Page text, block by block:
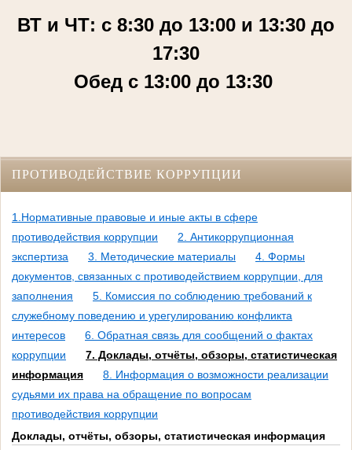
ВТ и ЧТ: с 8:30 до 13:00 и 13:30 до
17:30
Обед с 13:00 до 13:30
ПРОТИВОДЕЙСТВИЕ КОРРУПЦИИ
1.Нормативные правовые и иные акты в сфере
противодействия коррупции
2. Антикоррупционная
экспертиза
3. Методические материалы
4. Формы
документов, связанных с противодействием коррупции, для
заполнения
5. Комиссия по соблюдению требований к
служебному поведению и урегулированию конфликта
интересов
6. Обратная связь для сообщений о фактах
коррупции
7. Доклады, отчёты, обзоры, статистическая
информация
8. Информация о возможности реализации
судьями их права на обращение по вопросам
противодействия коррупции
Доклады, отчёты, обзоры, статистическая информация